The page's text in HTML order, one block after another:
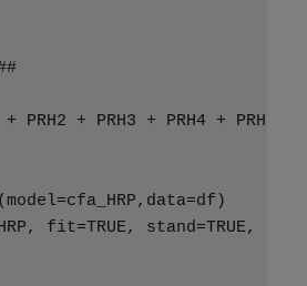
+ PRH2 + PRH3 + PRH4 + PRH5
fit=TRUE, stand=TRUE,